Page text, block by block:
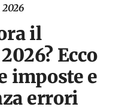
2026
il
Ecco
imposte e
errori